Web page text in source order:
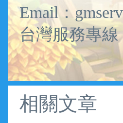
Email：
台灣服務專線
相關文章